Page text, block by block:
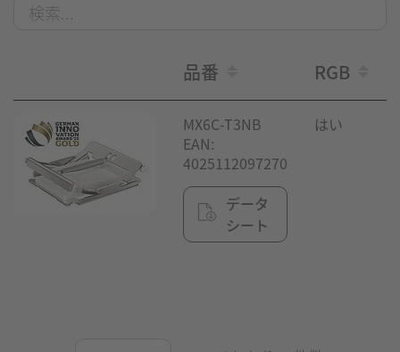
品番 RGB
MX6C-T3NB
EAN:
4025112097270
データ
シート
はい